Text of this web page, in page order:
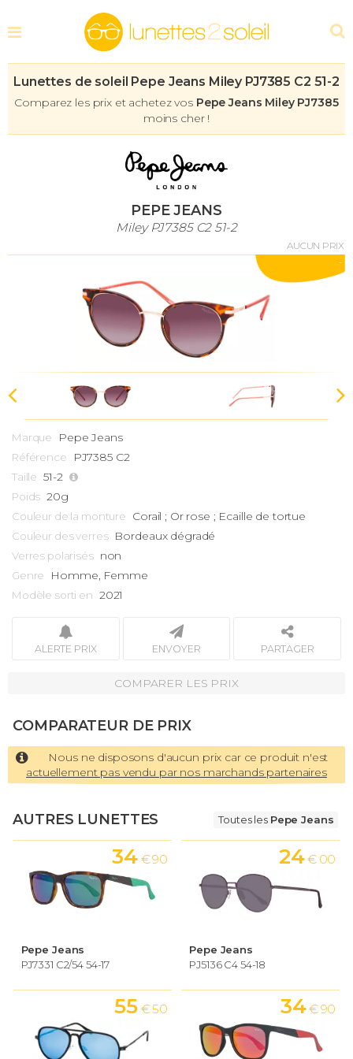
Lunettes de soleil Pepe Jeans Miley PJ7385 C2 51-2
Comparez les prix et achetez vos Pepe Jeans Miley PJ7385
moins cher !
PEPE JEANS
Miley PJ7385 C2 51-2
AUCUN PRIX
-
Marque Pepe Jeans
Référence PJ7385 C2
Taille 51-2
Poids 20g
Couleur de la monture Corail ; Or rose ; Ecaille de tortue
Couleur des verres Bordeaux dégradé
Verres polarisés non
Genre Homme, Femme
Modèle sorti en 2021
ALERTE PRIX ENVOYER PARTAGER
COMPARER LES PRIX
COMPARATEUR DE PRIX
Nous ne disposons d'aucun prix car ce produit n'est
actuellement pas vendu par nos marchands partenaires
AUTRES LUNETTES Toutes les Pepe Jeans
Pepe Jeans
PJ7331 C2/54 54-17
34 € 90
Pepe Jeans
PJ5136 C4 54-18
24 € 00
55 € 50 34 € 90